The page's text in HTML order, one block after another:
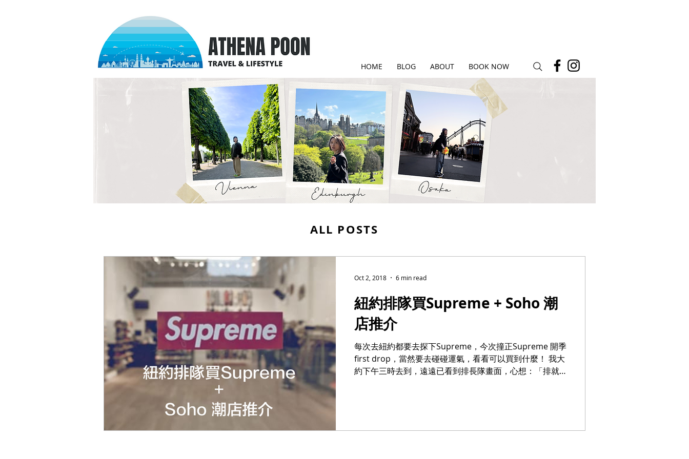
HOME BLOG ABOUT BOOK NOW
ALL POSTS
紐約排隊買Supreme + Soho 潮
店推介
每次去紐約都要去探下Supreme，今次撞正Supreme 開季
first drop，當然要去碰碰運氣，看看可以買到什麼！ 我大
約下午三時去到，遠遠已看到排長隊畫面，心想：「排就
Oct 2, 2018 6 min read